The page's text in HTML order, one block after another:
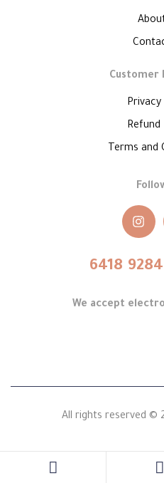
Customer
Privacy
Refund
Terms and
We accept
All rights reserved ©